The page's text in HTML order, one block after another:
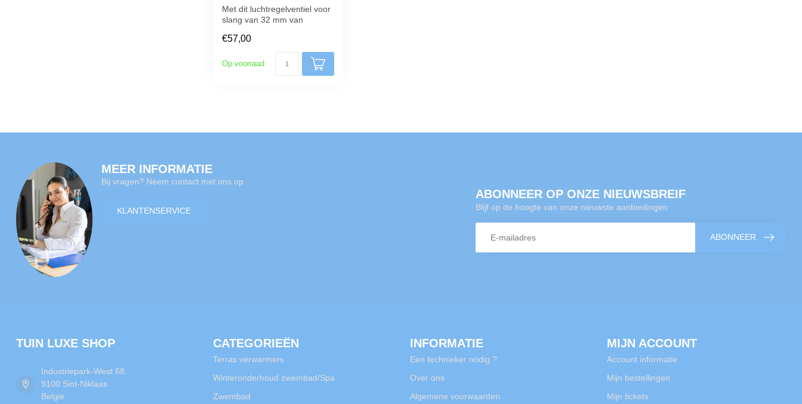
Met dit luchtregelventiel voor
slang van 32 mm van
luchttoevo...
€57,00
Op voorraad
MEER INFORMATIE
Bij vragen? Neem contact met ons op
KLANTENSERVICE
ABONNEER OP ONZE NIEUWSBREIF
Blijf op de hoogte van onze nieuwste aanbiedingen
ABONNEER
TUIN LUXE SHOP
Industriepark-West 68
9100 Sint-Niklaas
Belgie
CATEGORIEËN
Terras verwarmers
Winteronderhoud zwembad/Spa
Zwembad
INFORMATIE
Een technieker nodig ?
Over ons
Algemene voorwaarden
MIJN ACCOUNT
Account informatie
Mijn bestellingen
Mijn tickets